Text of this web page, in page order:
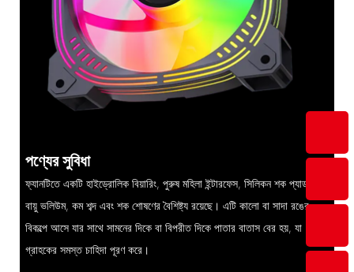
পণ্যের সুবিধা
ফ্যানটিতে একটি হাইড্রোলিক বিয়ারিং, পুরুষ মহিলা ইন্টারফেস, সিলিকন শক প্যাড, উচ্চ
বায়ু ভলিউম, কম শব্দ এবং শক শোষণের বৈশিষ্ট্য রয়েছে। এটি কালো বা সাদা রঙের
বিকল্পে আসে যার সাথে সামনের দিকে বা বিপরীত দিকে পাতার বাতাস বের হয়, যা
গ্রাহকের সমস্ত চাহিদা পূরণ করে।